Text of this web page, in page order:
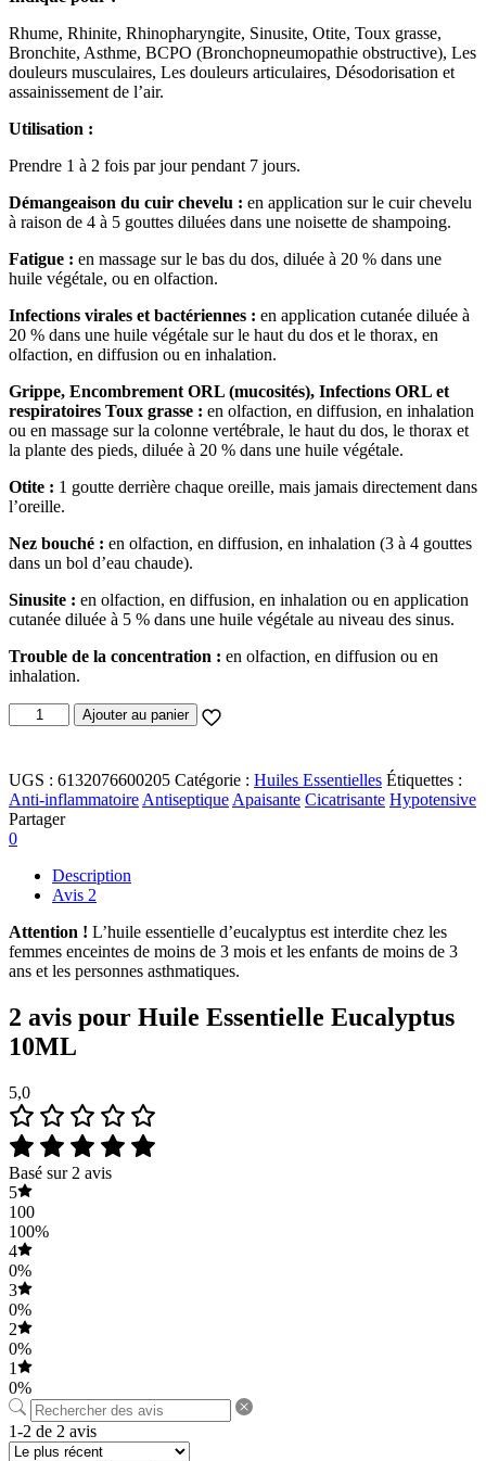
Rhume, Rhinite, Rhinopharyngite, Sinusite, Otite, Toux grasse,
Bronchite, Asthme, BCPO (Bronchopneumopathie obstructive), Les
douleurs musculaires, Les douleurs articulaires, Désodorisation et
assainissement de l’air.
Utilisation :
Prendre 1 à 2 fois par jour pendant 7 jours.
Démangeaison du cuir chevelu : en application sur le cuir chevelu
à raison de 4 à 5 gouttes diluées dans une noisette de shampoing.
Fatigue : en massage sur le bas du dos, diluée à 20 % dans une
huile végétale, ou en olfaction.
Infections virales et bactériennes : en application cutanée diluée à
20 % dans une huile végétale sur le haut du dos et le thorax, en
olfaction, en diffusion ou en inhalation.
Grippe, Encombrement ORL (mucosités), Infections ORL et
respiratoires Toux grasse : en olfaction, en diffusion, en inhalation
ou en massage sur la colonne vertébrale, le haut du dos, le thorax et
la plante des pieds, diluée à 20 % dans une huile végétale.
Otite : 1 goutte derrière chaque oreille, mais jamais directement dans
l’oreille.
Nez bouché : en olfaction, en diffusion, en inhalation (3 à 4 gouttes
dans un bol d’eau chaude).
Sinusite : en olfaction, en diffusion, en inhalation ou en application
cutanée diluée à 5 % dans une huile végétale au niveau des sinus.
Trouble de la concentration : en olfaction, en diffusion ou en
inhalation.
quantité
de
Essentielle
Eucalyptus
10ML
Ajouter au panier
UGS : 6132076600205 Catégorie : Huiles Essentielles Étiquettes :
Anti-inflammatoire Antiseptique Apaisante Cicatrisante Hypotensive
Partager
0
Description
Avis 2
Attention ! L’huile essentielle d’eucalyptus est interdite chez les
femmes enceintes de moins de 3 mois et les enfants de moins de 3
ans et les personnes asthmatiques.
2 avis pour Huile Essentielle Eucalyptus
10ML
5,0
Basé sur 2 avis
5
100
100%
4
0%
3
0%
2
0%
1
0%
1-2 de 2 avis